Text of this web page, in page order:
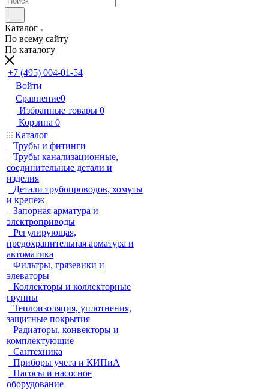
Каталог
По всему сайту
По каталогу
+7 (495) 004-01-54
Войти
Сравнение0
Избранные товары 0
Корзина 0
Каталог
Трубы и фитинги
Трубы канализационные,
соединительные детали и
изделия
Детали трубопроводов, хомуты
и крепеж
Запорная арматура и
электроприводы
Регулирующая,
предохранительная арматура и
автоматика
Фильтры, грязевики и
элеваторы
Коллекторы и коллекторные
группы
Теплоизоляция, уплотнения,
защитные покрытия
Радиаторы, конвекторы и
комплектующие
Сантехника
Приборы учета и КИПиА
Насосы и насосное
оборудование